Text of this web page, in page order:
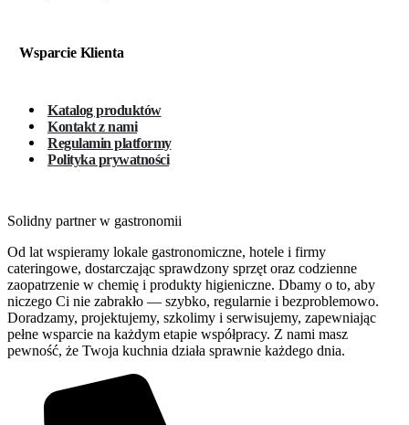
Wsparcie Klienta
Katalog produktów
Kontakt z nami
Regulamin platformy
Polityka prywatności
Solidny partner w gastronomii
Od lat wspieramy lokale gastronomiczne, hotele i firmy
cateringowe, dostarczając sprawdzony sprzęt oraz codzienne
zaopatrzenie w chemię i produkty higieniczne. Dbamy o to, aby
niczego Ci nie zabrakło — szybko, regularnie i bezproblemowo.
Doradzamy, projektujemy, szkolimy i serwisujemy, zapewniając
pełne wsparcie na każdym etapie współpracy. Z nami masz
pewność, że Twoja kuchnia działa sprawnie każdego dnia.